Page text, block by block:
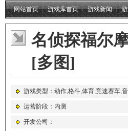
网站首页┊游戏库首页┊游戏新闻┊
名侦探福尔
[多图]
游戏类型：动作,格斗,体育,竞速赛车,
舞蹈,回合战斗,角色扮演,FPS枪战,射击战斗,
运营阶段：内测
开发公司：